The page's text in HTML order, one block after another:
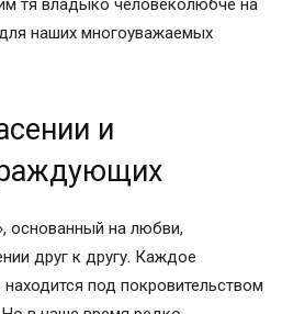
тя владыко человеколюбче на
наших многоуважаемых
и
основанный на любви,
друг к другу. Каждое
под покровительством